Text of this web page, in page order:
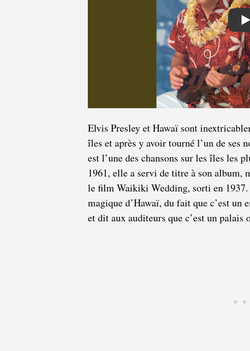
Elvis Presley et Hawaï sont
îles et après y avoir tourné l’un de
est l’une des chansons sur les îles les
1961, elle a servi de titre à son album,
le film Waikiki Wedding, sorti en 1937.
magique d’Hawaï, du fait que c’est
et dit aux auditeurs que c’est un palais